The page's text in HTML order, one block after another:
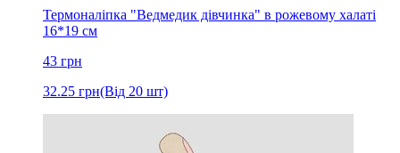
Термоналіпка "Ведмедик дівчинка" в рожевому халаті
16*19 см
43 грн
32.25 грн(Від 20 шт)